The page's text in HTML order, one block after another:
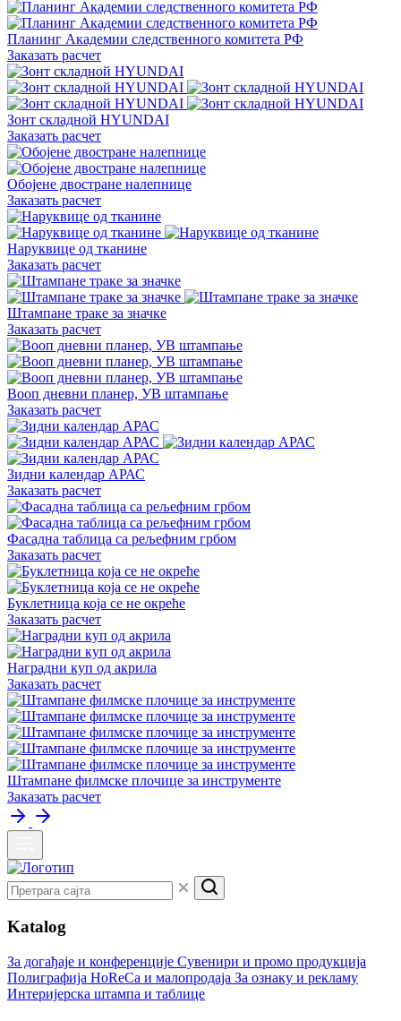
Планинг Академии следственного комитета РФ
Заказать расчет
Зонт складной HYUNDAI
Заказать расчет
Обојене двостране налепнице
Заказать расчет
Наруквице од тканине
Заказать расчет
Штампане траке за значке
Заказать расчет
Вооп дневни планер, УВ штампање
Заказать расчет
Зидни календар АРАС
Заказать расчет
Фасадна таблица са рељефним грбом
Заказать расчет
Буклетница која се не окреће
Заказать расчет
Наградни куп од акрила
Заказать расчет
Штампане филмске плочице за инструменте
Заказать расчет
Katalog
За догађаје и конференције Сувенири и промо продукција
Полиграфија HoReCa и малопродаја За ознаку и рекламу
Интеријерска штампа и таблице